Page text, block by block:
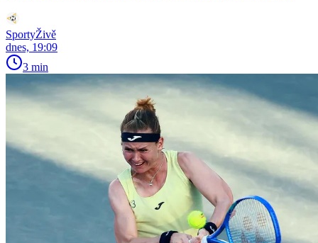
SportyŽivě
dnes, 19:09
3 min